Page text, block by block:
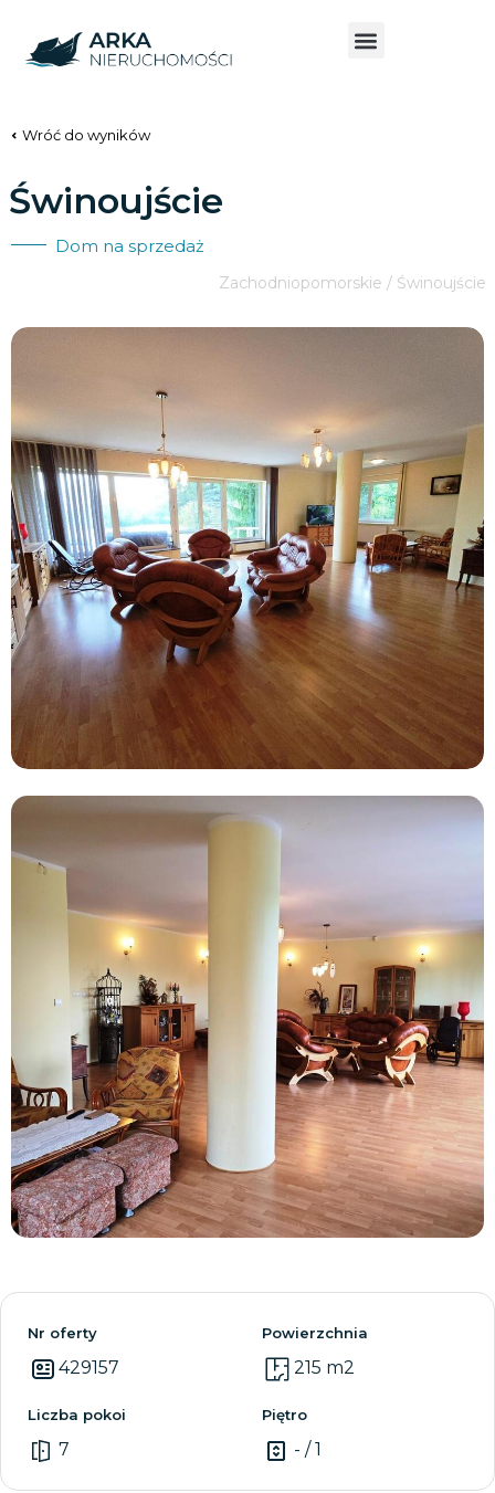
Wróć do wyników
Świnoujście
Dom na sprzedaż
Zachodniopomorskie / Świnoujście
Zobacz wszystkie
Nr oferty
429157
Powierzchnia
215 m2
Liczba pokoi
7
Piętro
- / 1